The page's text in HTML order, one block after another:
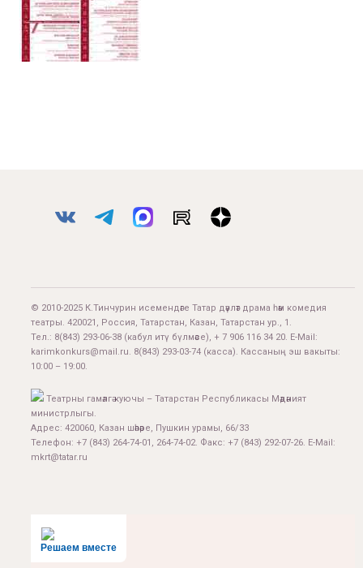
© 2010-2025 К.Тинчурин исемендәге Татар дәүләт драма һәм комедия
театры. 420021, Россия, Татарстан, Казан, Татарстан ур., 1.
Тел.: 8(843) 293-06-38 (кабул итү бүлмәсе), + 7 906 116 34 20. E-Mail:
karimkonkurs@mail.ru. 8(843) 293-03-74 (касса). Кассаның эш вакыты:
10:00 – 19:00.
Театрны гамәлгә куючы – Татарстан Республикасы Мәдәният
министрлыгы.
Адрес: 420060, Казан шәһәре, Пушкин урамы, 66/33
Телефон: +7 (843) 264-74-01, 264-74-02. Факс: +7 (843) 292-07-26. E-Mail:
mkrt@tatar.ru
Решаем вместе